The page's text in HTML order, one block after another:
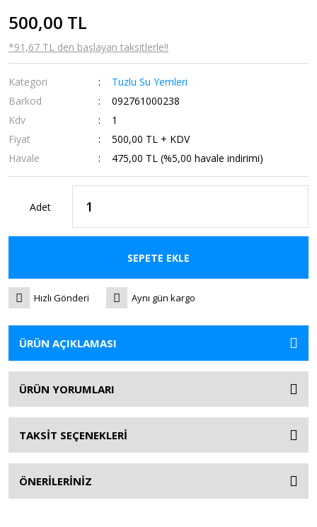
500,00 TL
*91,67 TL den başlayan taksitlerle!!
Kategori
Tuzlu Su Yemleri
Barkod
092761000238
Kdv
1
Fiyat
500,00 TL + KDV
Havale
475,00 TL (%5,00 havale indirimi)
Adet
SEPETE EKLE
Hızlı Gönderi Aynı gün kargo
ÜRÜN AÇIKLAMASI
ÜRÜN YORUMLARI
TAKSİT SEÇENEKLERİ
ÖNERİLERİNİZ